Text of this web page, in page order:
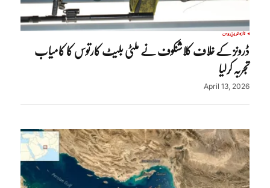
تازہ ترینروس
ڈرونز کے خلاف کلاشنکوف نے ملٹی بلیٹ کارتوس کا کامیاب
تجربہ کرلیا
April 13, 2026